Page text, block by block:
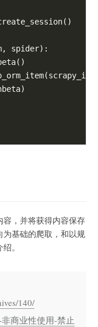
spider):
，并将获得内容保存
为基础的爬取，和以规
。
140/
商业性使用-禁止